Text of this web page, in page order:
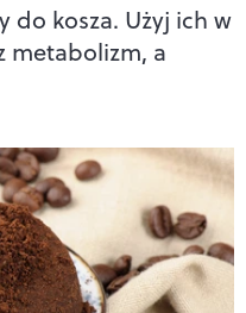
do kosza. Użyj ich w
metabolizm, a